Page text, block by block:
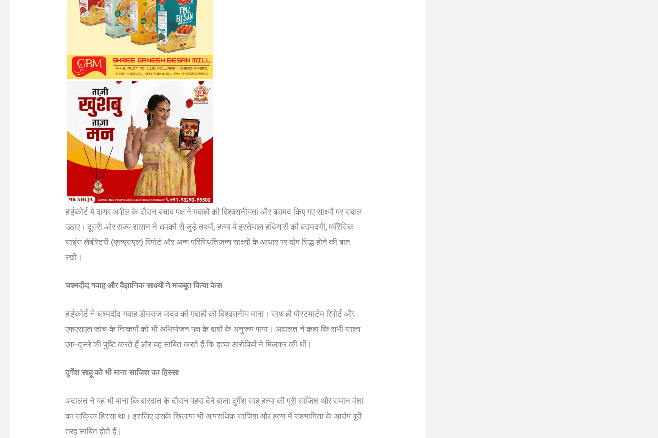
हाईकोर्ट में दायर अपील के दौरान बचाव पक्ष ने गवाहों की विश्वसनीयता और बरामद किए गए साक्ष्यों पर सवाल
उठाए। दूसरी ओर राज्य शासन ने धमकी से जुड़े तथ्यों, हत्या में इस्तेमाल हथियारों की बरामदगी, फॉरेंसिक
साइंस लेबोरेटरी (एफएसएल) रिपोर्ट और अन्य परिस्थितिजन्य साक्ष्यों के आधार पर दोष सिद्ध होने की बात
रखी।
चश्मदीद गवाह और वैज्ञानिक साक्ष्यों ने मजबूत किया केस
हाईकोर्ट ने चश्मदीद गवाह डोमराज यादव की गवाही को विश्वसनीय माना। साथ ही पोस्टमार्टम रिपोर्ट और
एफएसएल जांच के निष्कर्षों को भी अभियोजन पक्ष के दावों के अनुरूप पाया। अदालत ने कहा कि सभी साक्ष्य
एक-दूसरे की पुष्टि करते हैं और यह साबित करते हैं कि हत्या आरोपियों ने मिलकर की थी।
दुर्गेश साहू को भी माना साजिश का हिस्सा
अदालत ने यह भी माना कि वारदात के दौरान पहरा देने वाला दुर्गेश साहू हत्या की पूरी साजिश और समान मंशा
का सक्रिय हिस्सा था। इसलिए उसके खिलाफ भी आपराधिक साजिश और हत्या में सहभागिता के आरोप पूरी
तरह साबित होते हैं।